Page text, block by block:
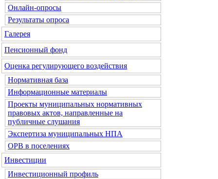
Онлайн-опросы
Результаты опроса
Галерея
Пенсионный фонд
Оценка регулирующего воздействия
Нормативная база
Информационные материалы
Проекты муниципальных нормативных
правовых актов, направленные на
публичные слушания
Экспертиза муниципальных НПА
ОРВ в поселениях
Инвестиции
Инвестиционный профиль